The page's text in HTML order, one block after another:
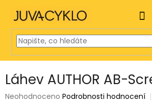
obsah
Láhev AUTHOR AB-
Průměrné
Neohodnoceno Podrobnosti hodnocení